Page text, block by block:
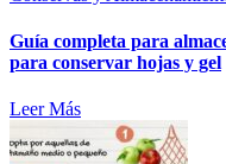
Guía completa para
para conservar hojas y gel
Leer Más